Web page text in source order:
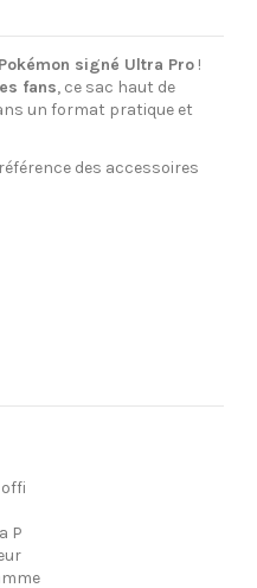
signé Ultra Pro!
fans, ce sac haut de
un format pratique et
des accessoires
P